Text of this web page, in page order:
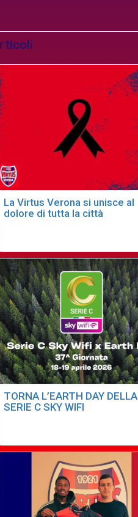
La Virtus Verona si unisce al
dolore di tutta la città
TORNA L’EARTH DAY DELLA
SERIE C SKY WIFI